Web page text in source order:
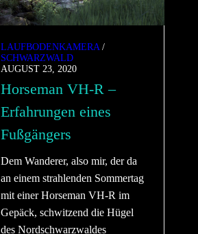
LAUFBODENKAMERA/
SCHWARZWALD
AUGUST 23, 2020
Horseman VH-R –
Erfahrungen eines
Fußgängers
Dem Wanderer, also mir, der da
an einem strahlenden Sommertag
mit einer Horseman VH-R im
Gepäck, schwitzend die Hügel
des Nordschwarzwaldes